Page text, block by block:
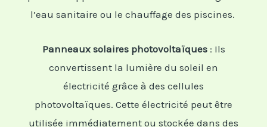
l’eau sanitaire ou le chauffage des piscines.
Panneaux solaires photovoltaïques: Ils
convertissent la lumière du soleil en
électricité grâce à des cellules
photovoltaïques. Cette électricité peut être
utilisée immédiatement ou stockée dans des